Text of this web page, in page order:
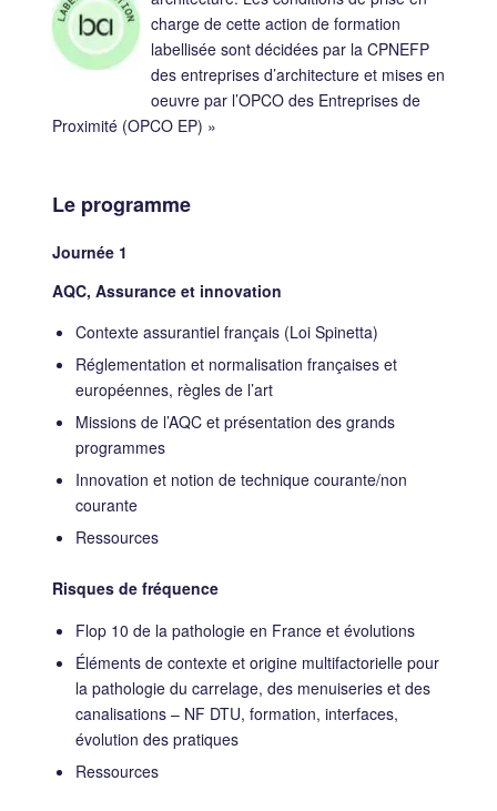
charge de cette action de formation
labellisée sont décidées par la CPNEFP
des entreprises d’architecture et mises en
oeuvre par l’OPCO des Entreprises de
Proximité (OPCO EP) »
Le programme
Journée 1
AQC, Assurance et innovation
Contexte assurantiel français (Loi Spinetta)
Réglementation et normalisation françaises et
européennes, règles de l’art
Missions de l’AQC et présentation des grands
programmes
Innovation et notion de technique courante/non
courante
Ressources
Risques de fréquence
Flop 10 de la pathologie en France et évolutions
Éléments de contexte et origine multifactorielle pour
la pathologie du carrelage, des menuiseries et des
canalisations – NF DTU, formation, interfaces,
évolution des pratiques
Ressources